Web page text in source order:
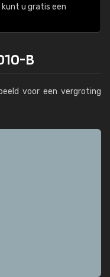
u gratis een
B
voor een vergroting